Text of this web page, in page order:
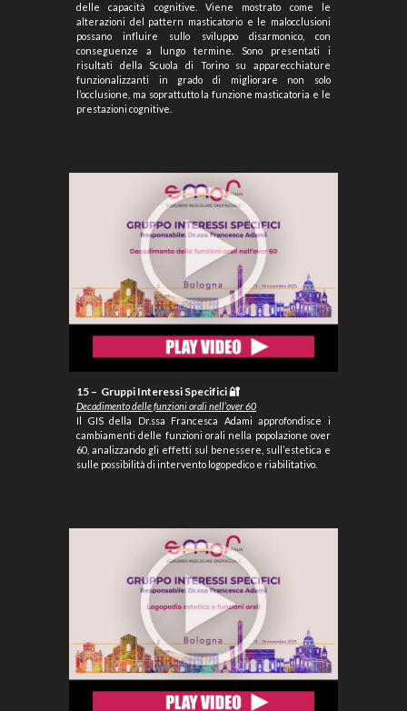
delle capacità cognitive. Viene mostrato come le
alterazioni del pattern masticatorio e le malocclusioni
possano influire sullo sviluppo disarmonico, con
conseguenze a lungo termine. Sono presentati i
risultati della Scuola di Torino su apparecchiature
funzionalizzanti in grado di migliorare non solo
l’occlusione, ma soprattutto la funzione masticatoria e le
prestazioni cognitive.
15 – Gruppi Interessi Specifici 🔐
Decadimento delle funzioni orali nell’over 60
Il GIS della Dr.ssa Francesca Adami approfondisce i
cambiamenti delle funzioni orali nella popolazione over
60, analizzando gli effetti sul benessere, sull’estetica e
sulle possibilità di intervento logopedico e riabilitativo.